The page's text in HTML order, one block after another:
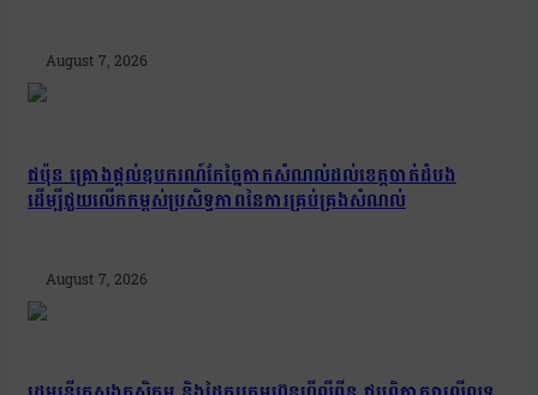
August 7, 2026
ជប៉ុន គ្រោងផ្តល់ឧបករណ៍កែច្នៃកាកសំណល់ដល់ខេត្តបាត់ដំបង
ដើម្បីជួយលើកកម្ពស់ប្រសិទ្ធភាពនៃការគ្រប់គ្រងសំណល់
August 7, 2026